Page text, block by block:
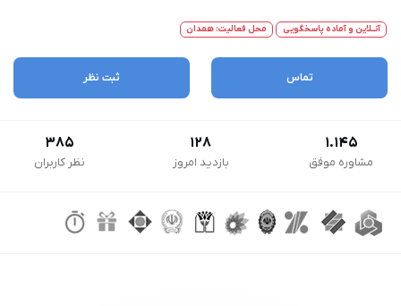
آنــلاین و آماده پاسخگویی محل فعالیت: همدان
تماس ثبت نظر
1.145
مشاوره موفق
128
بازدید امروز
385
نظر کاربران